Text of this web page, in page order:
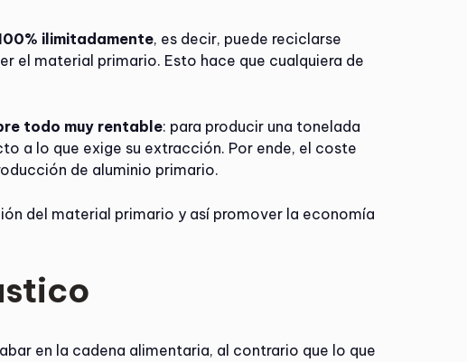
ilimitadamente, es decir, puede reciclarse
el material primario. Esto hace que cualquiera de
todo muy rentable: para producir una tonelada
a lo que exige su extracción. Por ende, el coste
de aluminio primario.
del material primario y así promover la economía
en la cadena alimentaria, al contrario que lo que